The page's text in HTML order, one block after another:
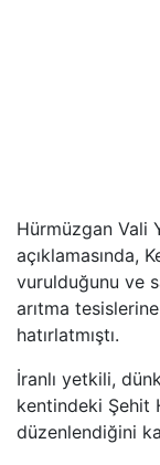
Hürmüzgan Vali
açıklamasında,
vurulduğunu ve
arıtma
hatırlatmıştı.
İranlı yetkili,
kentindeki Şehit
düzenlendiğini